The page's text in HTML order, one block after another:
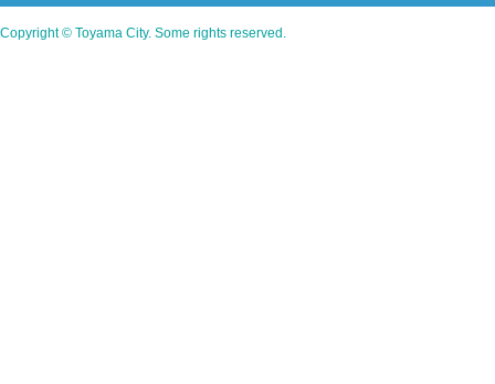
Copyright © Toyama City. Some rights reserved.